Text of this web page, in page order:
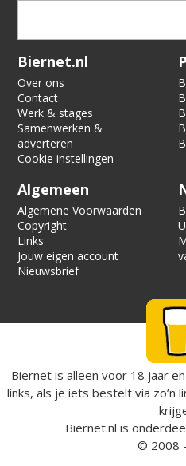
Verification code:
Biernet.nl
Over ons
Contact
Werk & stages
Samenwerken &
adverteren
Cookie instellingen
Algemeen
Algemene Voorwaarden
Copyright
Links
Jouw eigen account
Nieuwsbrief
Biernet is alleen voor 18 jaar
links, als je iets bestelt via zo’n
Biernet.nl is
© 2008